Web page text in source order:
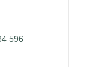
596